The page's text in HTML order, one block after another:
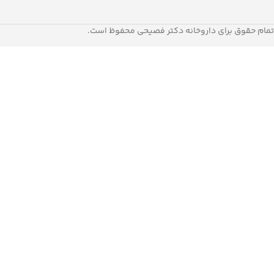
تمام حقوق برای داروخانه دکتر فصیحی محفوظ است.